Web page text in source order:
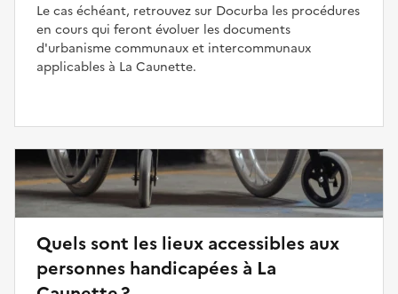
Le cas échéant, retrouvez sur Docurba les procédures
en cours qui feront évoluer les documents
d'urbanisme communaux et intercommunaux
applicables à La Caunette.
Quels sont les lieux accessibles aux
personnes handicapées à La